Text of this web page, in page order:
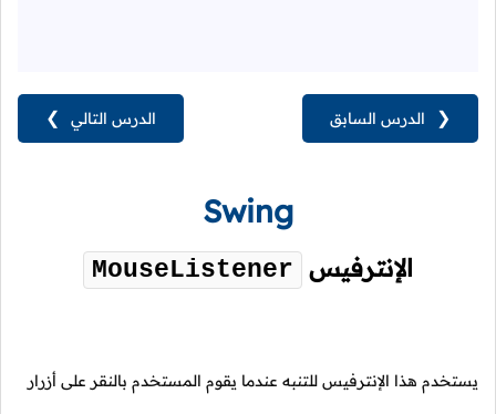
الدرس التالي ❯ ❮ الدرس السابق
Swing
الإنترفيس MouseListener
يستخدم هذا الإنترفيس للتنبه عندما يقوم المستخدم بالنقر على أزرار